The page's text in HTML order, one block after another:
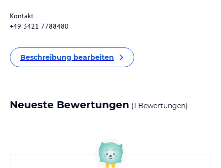
Kontakt
+49 3421 7788480
Beschreibung bearbeiten
Neueste Bewertungen (1 Bewertungen)